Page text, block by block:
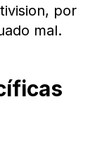
por
mal.